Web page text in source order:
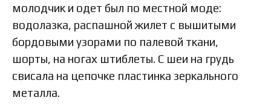
молодчик и одет был по местной моде:
водолазка, распашной жилет с вышитыми
бордовыми узорами по палевой ткани,
шорты, на ногах штиблеты. С шеи на грудь
свисала на цепочке пластинка зеркального
металла.